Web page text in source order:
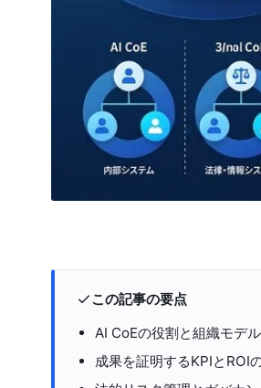
この記事の要点
AI CoEの役割と組織モデ
成果を証明するKPIとROI